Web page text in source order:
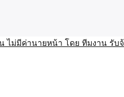
พสต์บ้านที่
ศ โพส โฆษณา ลงประกาศฟรี